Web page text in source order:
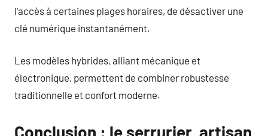
l’accès à certaines plages horaires, de désactiver une
clé numérique instantanément.
Les modèles hybrides, alliant mécanique et
électronique, permettent de combiner robustesse
traditionnelle et confort moderne.
Conclusion : le serrurier, artisan